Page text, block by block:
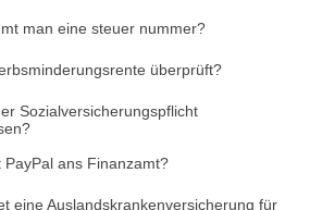
man eine steuer nummer?
überprüft?
Sozialversicherungspflicht
PayPal ans Finanzamt?
eine Auslandskrankenversicherung für